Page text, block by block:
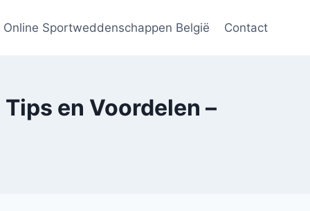
Online Sportweddenschappen België Contact
en Voordelen –